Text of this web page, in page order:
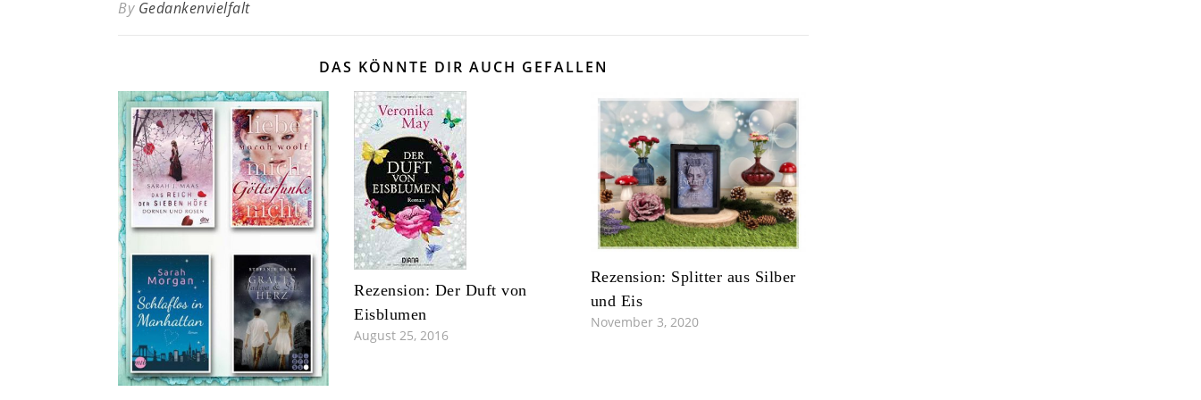
By Gedankenvielfalt
DAS KÖNNTE DIR AUCH GEFALLEN
Rezension: Der Duft von
Eisblumen
August 25, 2016
Rezension: Splitter aus Silber
und Eis
November 3, 2020